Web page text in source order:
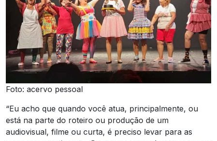
Foto: acervo pessoal
“Eu acho que quando você atua, principalmente, ou
está na parte do roteiro ou produção de um
audiovisual, filme ou curta, é preciso levar para as